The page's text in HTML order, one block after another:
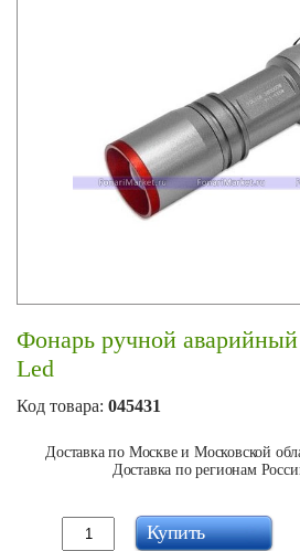
Фонарь ручной
Led
Код товара: 045431
Доставка по Москве и Московской
Доставка по регионам
Купить